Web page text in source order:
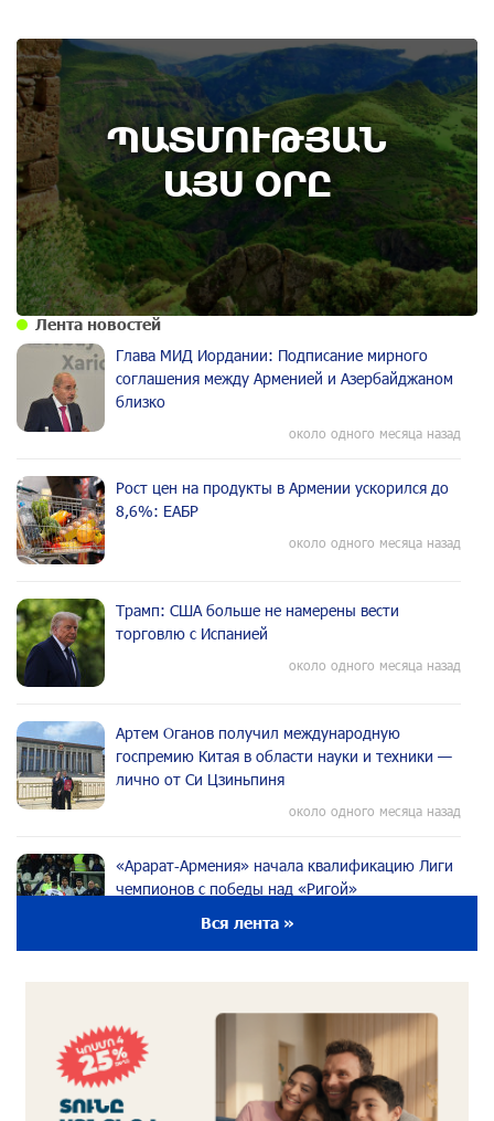
ՊԱՏՄՈՒԹՅԱՆ
ԱՅՍ ՕՐԸ
8th of August
Административный суд удовлетворил иск ААЦ
по делу монастыря Ованаванк
Лента новостей
Глава МИД Иордании: Подписание мирного
соглашения между Арменией и Азербайджаном
близко
около одного месяца назад
Рост цен на продукты в Армении ускорился до
8,6%: ЕАБР
около одного месяца назад
Трамп: США больше не намерены вести
торговлю с Испанией
около одного месяца назад
Артем Оганов получил международную
госпремию Китая в области науки и техники —
лично от Си Цзиньпиня
около одного месяца назад
«Арарат‑Армения» начала квалификацию Лиги
чемпионов с победы над «Ригой»
около одного месяца назад
Аравийским морем
около одного месяца назад
Вопрос об аресте Чалабяна дошел до
Вся лента »